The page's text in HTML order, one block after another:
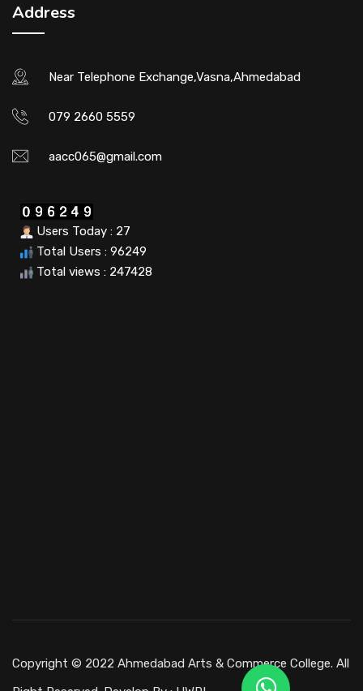
Address
Near Telephone Exchange,Vasna,Ahmedabad
079 2660 5559
aacc065@gmail.com
Users Today : 27
Total Users : 96249
Total views : 247428
Copyright © 2022 Ahmedabad Arts & Commerce College. All